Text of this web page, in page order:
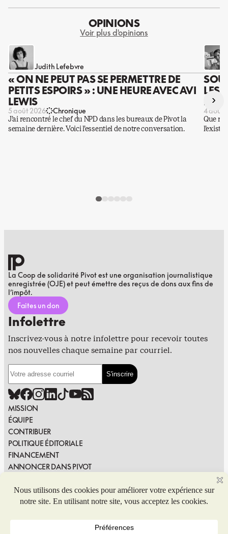
OPINIONS
Voir plus d'opinions
Judith Lefebvre
« ON NE PEUT PAS SE PERMETTRE DE
PETITS ESPOIRS » : UNE HEURE AVEC AVI
LEWIS
5 août 2026 Chronique
J’ai rencontré le chef du NPD dans les bureaux de Pivot la
semaine dernière. Voici l’essentiel de notre conversation.
LES
DES
4 août
Que
›
La Coop de solidarité Pivot est une organisation journalistique
enregistrée (OJE) et peut émettre des reçus de dons aux fins de
l’impôt.
Faites un don
Infolettre
Inscrivez-vous à notre infolettre pour recevoir toutes
nos nouvelles chaque semaine par courriel.
MISSION
ÉQUIPE
CONTRIBUER
POLITIQUE ÉDITORIALE
FINANCEMENT
ANNONCER DANS PIVOT
SIGNALER UNE ERREUR
NOUS JOINDRE